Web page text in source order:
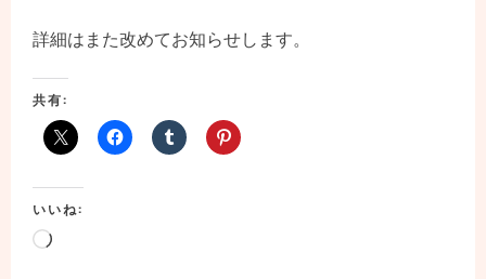
詳細はまた改めてお知らせします。
共有:
いいね:
読